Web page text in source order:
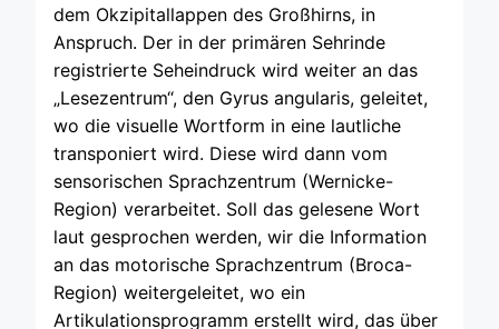
dem Okzipitallappen des Großhirns, in
Anspruch. Der in der primären Sehrinde
registrierte Seheindruck wird weiter an das
„Lesezentrum“, den Gyrus angularis, geleitet,
wo die visuelle Wortform in eine lautliche
transponiert wird. Diese wird dann vom
sensorischen Sprachzentrum (Wernicke-
Region) verarbeitet. Soll das gelesene Wort
laut gesprochen werden, wir die Information
an das motorische Sprachzentrum (Broca-
Region) weitergeleitet, wo ein
Artikulationsprogramm erstellt wird, das über